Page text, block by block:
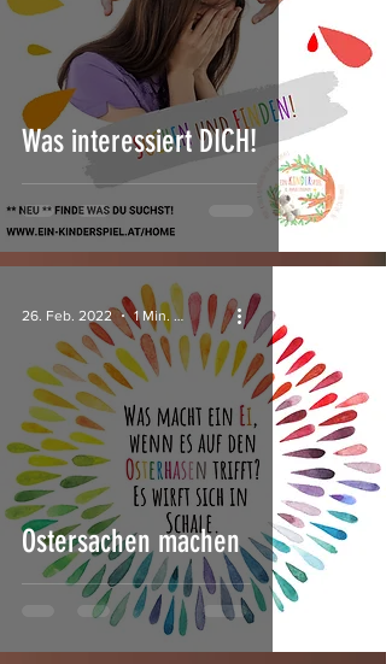
Was interessiert DICH!
Ostersachen machen
26. Feb. 2022 1 Min. Lesezeit